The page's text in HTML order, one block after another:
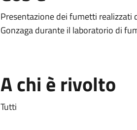
Presentazione dei fumetti realizzati
Gonzaga durante il laboratorio di
A chi è rivolto
Tutti